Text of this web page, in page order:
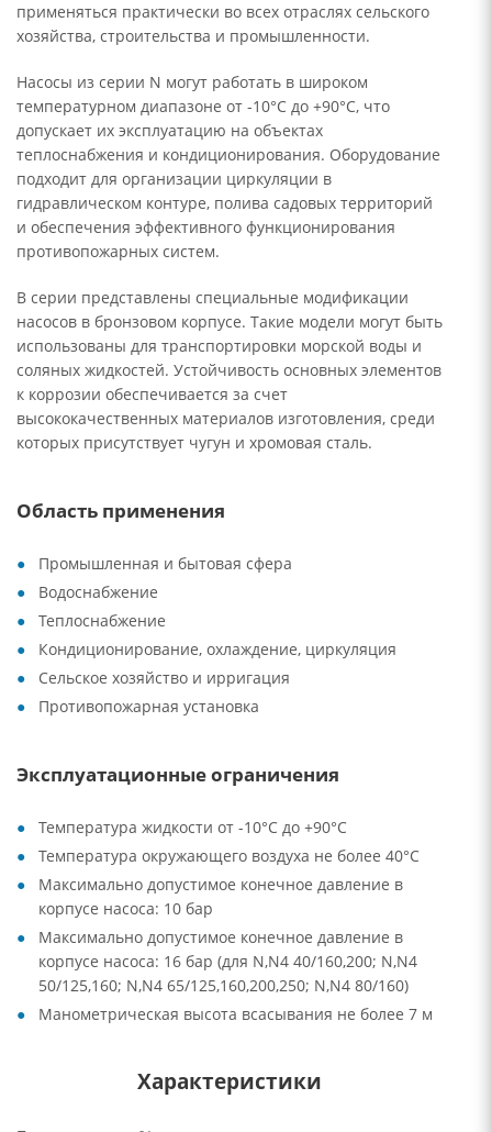
применяться практически во всех отраслях сельского
хозяйства, строительства и промышленности.
Насосы из серии N могут работать в широком
температурном диапазоне от -10°C до +90°C, что
допускает их эксплуатацию на объектах
теплоснабжения и кондиционирования. Оборудование
подходит для организации циркуляции в
гидравлическом контуре, полива садовых территорий
и обеспечения эффективного функционирования
противопожарных систем.
В серии представлены специальные модификации
насосов в бронзовом корпусе. Такие модели могут быть
использованы для транспортировки морской воды и
соляных жидкостей. Устойчивость основных элементов
к коррозии обеспечивается за счет
высококачественных материалов изготовления, среди
которых присутствует чугун и хромовая сталь.
Область применения
Промышленная и бытовая сфера
Водоснабжение
Теплоснабжение
Кондиционирование, охлаждение, циркуляция
Сельское хозяйство и ирригация
Противопожарная установка
Эксплуатационные ограничения
Температура жидкости от -10°C до +90°C
Температура окружающего воздуха не более 40°C
Максимально допустимое конечное давление в
корпусе насоса: 10 бар
Максимально допустимое конечное давление в
корпусе насоса: 16 бар (для N,N4 40/160,200; N,N4
50/125,160; N,N4 65/125,160,200,250; N,N4 80/160)
Манометрическая высота всасывания не более 7 м
Характеристики